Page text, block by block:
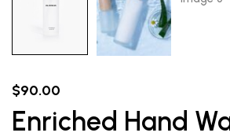
$90.00
Enriched Hand